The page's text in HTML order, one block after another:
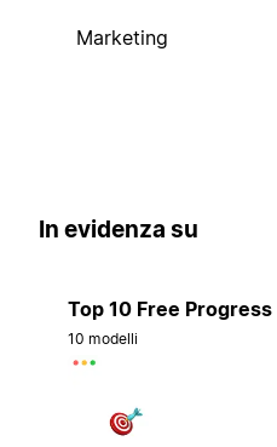
Marketing
In evidenza su
Top 10 Free
10 modelli